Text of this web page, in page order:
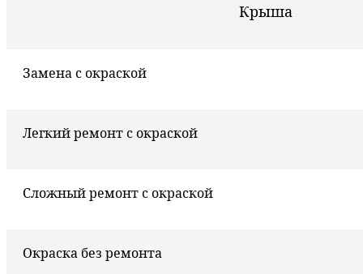
Крыша
Замена с окраской
Легкий ремонт с окраской
Сложный ремонт с окраской
Окраска без ремонта